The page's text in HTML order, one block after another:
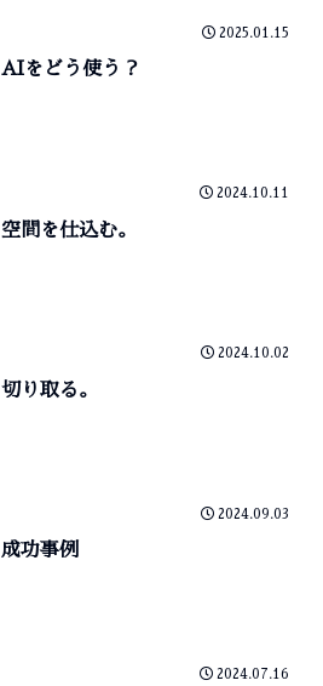
2025.01.15
AIをどう使う？
2024.10.11
空間を仕込む。
2024.10.02
切り取る。
2024.09.03
成功事例
2024.07.16